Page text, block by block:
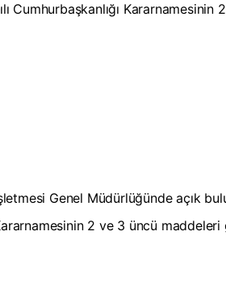
Cumhurbaşkanlığı Kararnamesinin
Genel Müdürlüğünde açık
2 ve 3 üncü